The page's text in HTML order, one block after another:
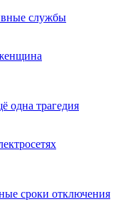
службы
одна трагедия
сроки отключения